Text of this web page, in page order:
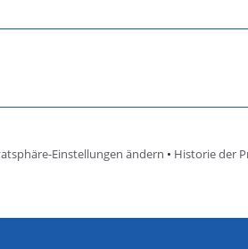
Einstellungen ändern • Historie der